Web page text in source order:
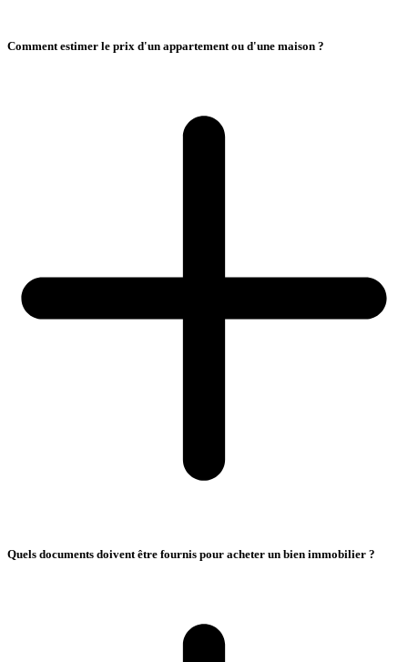
Comment estimer le prix d'un appartement ou d'une maison ?
Quels documents doivent être fournis pour acheter un bien immobilier ?